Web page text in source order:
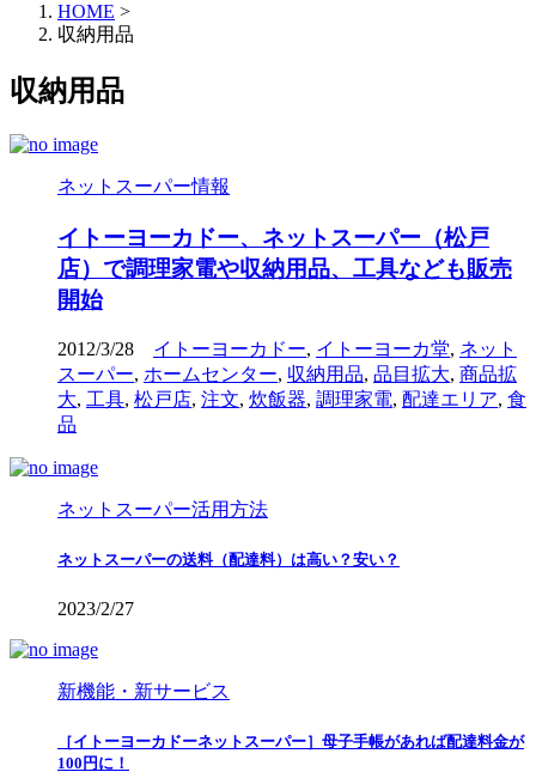
HOME >
収納用品
収納用品
ネットスーパー情報
イトーヨーカドー、ネットスーパー（松戸
店）で調理家電や収納用品、工具なども販売
開始
2012/3/28 イトーヨーカドー, イトーヨーカ堂, ネット
スーパー, ホームセンター, 収納用品, 品目拡大, 商品拡
大, 工具, 松戸店, 注文, 炊飯器, 調理家電, 配達エリア, 食
品
ネットスーパー活用方法
ネットスーパーの送料（配達料）は高い？安い？
2023/2/27
新機能・新サービス
［イトーヨーカドーネットスーパー］母子手帳があれば配達料金が
100円に！